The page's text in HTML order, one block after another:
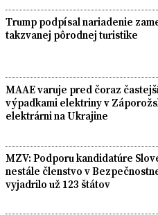
Trump podpísal nariadenie
takzvanej pôrodnej turistike
MAAE varuje pred čoraz
výpadkami elektriny v
elektrárni na Ukrajine
MZV: Podporu kandidatúre
nestále členstvo v
vyjadrilo už 123 štátov